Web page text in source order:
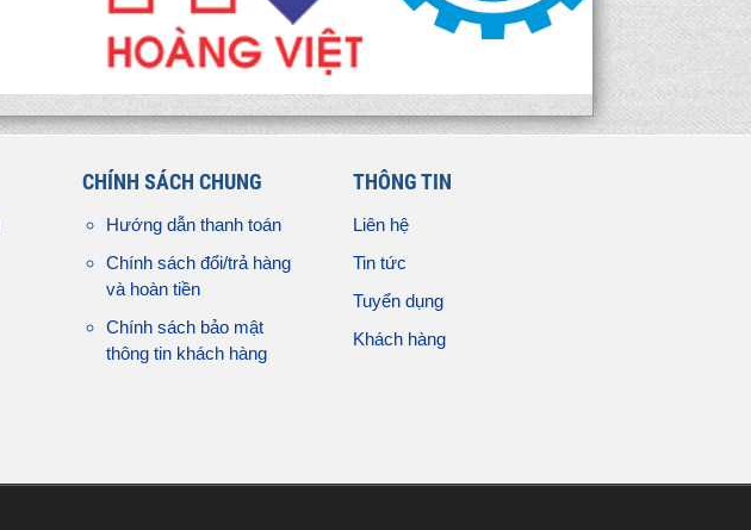
CHÍNH SÁCH CHUNG
Hướng dẫn thanh toán
Chính sách đổi/trả hàng
và hoàn tiền
Chính sách bảo mật
thông tin khách hàng
THÔNG TIN
Liên hệ
Tin tức
Tuyển dụng
Khách hàng